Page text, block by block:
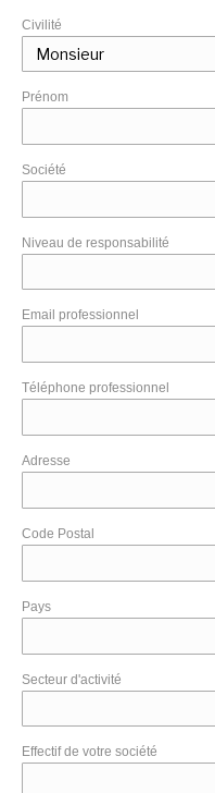
Civilité
Prénom
Société
Niveau de responsabilité
Email professionnel
Téléphone professionnel
Adresse
Code Postal
Pays
Secteur d'activité
Effectif de votre société